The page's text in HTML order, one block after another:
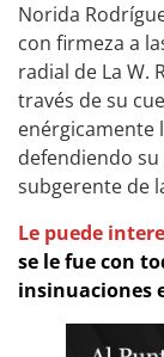
Norida
con firmeza a
radial de La W.
través de su
enérgicamente
defendiendo su
subgerente de
Le puede
se le fue con
insinuaciones